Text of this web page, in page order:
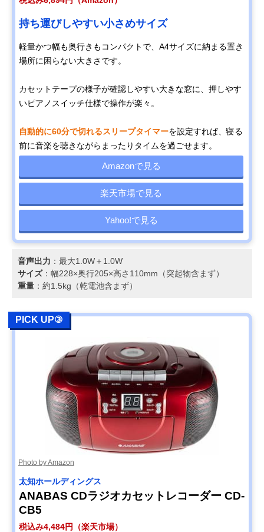
持ち運びしやすい小さめサイズ
軽量かつ幅も奥行きもコンパクトで、A4サイズに納まる置き
場所に困らない大きさです。
カセットテープの様子が確認しやすい大きな窓に、押しやす
いピアノスイッチ仕様で操作が楽々。
自動的に60分で切れるスリープタイマーを設定すれば、寝る
前に音楽を聴きながらまったりタイムを過ごせます。
Amazonで見る
楽天市場で見る
Yahoo!で見る
音声出力 ：最大1.0W＋1.0W
サイズ：幅228×奥行205×高さ110mm（突起物含まず）
重量 ：約1.5kg（乾電池含まず）
PICK UP③
Photo by Amazon
太知ホールディングス
ANABAS CDラジオカセットレコーダー CD-
CB5
税込み4,484円（楽天市場）